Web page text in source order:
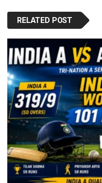
RELATED POST